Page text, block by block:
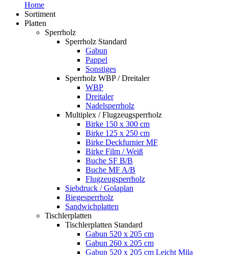
Home
Sortiment
Platten
Sperrholz
Sperrholz Standard
Gabun
Pappel
Sonstiges
Sperrholz WBP / Dreitaler
WBP
Dreitaler
Nadelsperrholz
Multiplex / Flugzeugsperrholz
Birke 150 x 300 cm
Birke 125 x 250 cm
Birke Deckfurnier MF
Birke Film / Weiß
Buche SF B/B
Buche MF A/B
Flugzeugsperrholz
Siebdruck / Golaplan
Biegesperrholz
Sandwichplatten
Tischlerplatten
Tischlerplatten Standard
Gabun 520 x 205 cm
Gabun 260 x 205 cm
Gabun 520 x 205 cm Leicht Mila